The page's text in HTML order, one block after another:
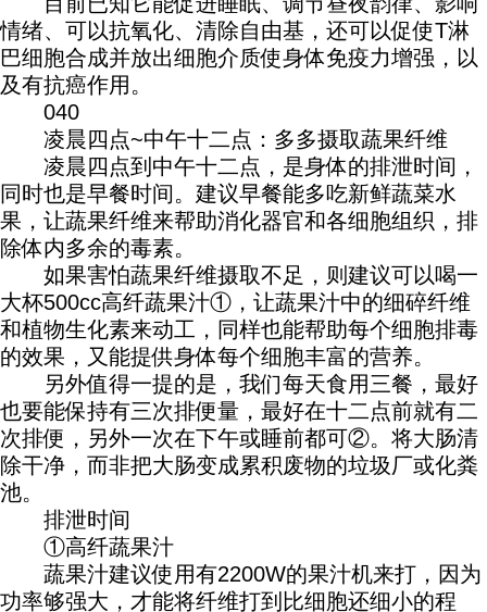
情绪、可以抗氧化、清除自由基，还可以促使T淋
巴细胞合成并放出细胞介质使身体免疫力增强，以
及有抗癌作用。
040
凌晨四点~中午十二点：多多摄取蔬果纤维
凌晨四点到中午十二点，是身体的排泄时间，
同时也是早餐时间。建议早餐能多吃新鲜蔬菜水
果，让蔬果纤维来帮助消化器官和各细胞组织，排
除体内多余的毒素。
如果害怕蔬果纤维摄取不足，则建议可以喝一
大杯500cc高纤蔬果汁①，让蔬果汁中的细碎纤维
和植物生化素来动工，同样也能帮助每个细胞排毒
的效果，又能提供身体每个细胞丰富的营养。
另外值得一提的是，我们每天食用三餐，最好
也要能保持有三次排便量，最好在十二点前就有二
次排便，另外一次在下午或睡前都可②。将大肠清
除干净，而非把大肠变成累积废物的垃圾厂或化粪
池。
排泄时间
①高纤蔬果汁
蔬果汁建议使用有2200W的果汁机来打，因为
功率够强大，才能将纤维打到比细胞还细小的程